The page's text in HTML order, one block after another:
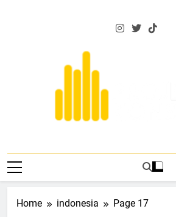
Project
Home indonesia Page 17